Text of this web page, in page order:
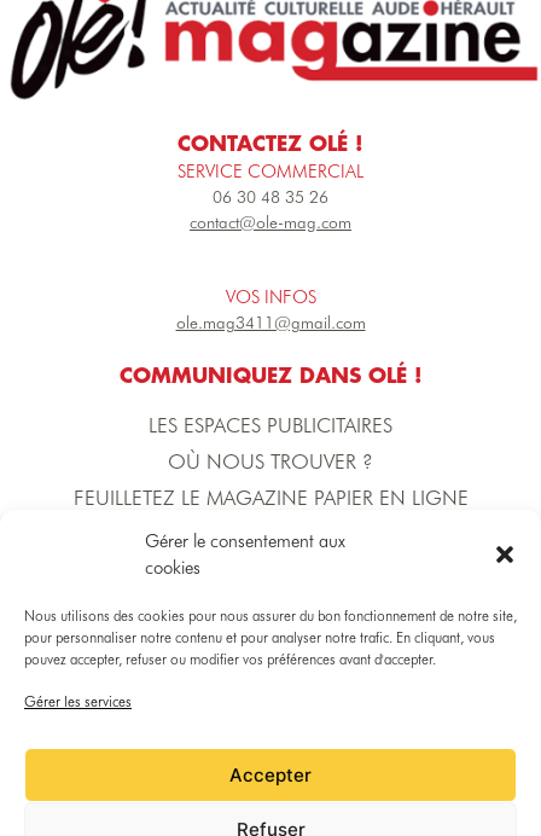
Gérer le consentement aux
cookies
Nous utilisons des cookies pour nous assurer du bon fonctionnement de notre site,
pour personnaliser notre contenu et pour analyser notre trafic. En cliquant, vous
pouvez accepter, refuser ou modifier vos préférences avant d'accepter.
Gérer les services
Accepter
Refuser
CONTACTEZ OLÉ !
SERVICE COMMERCIAL
06 30 48 35 26
contact@ole-mag.com
VOS INFOS
ole.mag3411@gmail.com
COMMUNIQUEZ DANS OLÉ !
LES ESPACES PUBLICITAIRES
OÙ NOUS TROUVER ?
FEUILLETEZ LE MAGAZINE PAPIER EN LIGNE
L'ÉQUIPE D'OLÉ !
DIRECTION DE LA PUBLICATION
Yoann BECERRA
RÉDACTION
Gaëlle MARTINICO, Rémy SOUAL, Lucie TOURNIER, Jordan SAISSET et la